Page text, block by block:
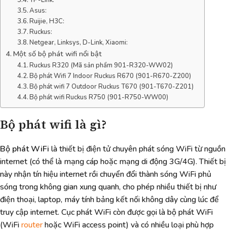
Asus:
Ruijie, H3C:
Ruckus:
Netgear, Linksys, D-Link, Xiaomi:
Một số bộ phát wifi nổi bật
Ruckus R320 (Mã sản phẩm 901-R320-WW02)
Bộ phát Wifi 7 Indoor Ruckus R670 (901-R670-Z200)
Bộ phát wifi 7 Outdoor Ruckus T670 (901-T670-Z201)
Bộ phát wifi Ruckus R750 (901-R750-WW00)
Bộ phát wifi là gì?
Bộ phát WiFi là thiết bị điện tử chuyên phát sóng WiFi từ nguồn
internet (có thể là mạng cáp hoặc mạng di động 3G/4G). Thiết bị
này nhận tín hiệu internet rồi chuyển đổi thành sóng WiFi phủ
sóng trong không gian xung quanh, cho phép nhiều thiết bị như
điện thoại, laptop, máy tính bảng kết nối không dây cùng lúc để
truy cập internet. Cục phát WiFi còn được gọi là bộ phát WiFi
(WiFirouterhoặc WiFi access point) và có nhiều loại phù hợp